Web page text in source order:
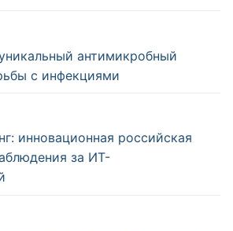
антимикробный
с инфекциями
инновационная российская
за ИТ-